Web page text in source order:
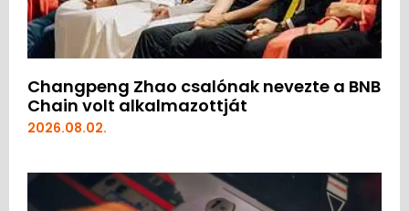
Changpeng Zhao csalónak nevezte a BNB
Chain volt alkalmazottját
2026.08.02.